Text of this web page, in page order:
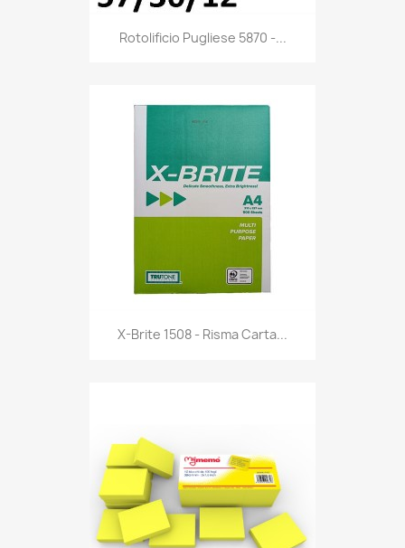
Anteprima
Rotolificio Pugliese 5870 -...
Anteprima
X-Brite 1508 - Risma Carta...